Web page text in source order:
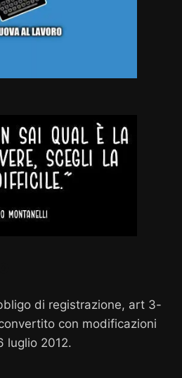
di registrazione, art 3-
con modificazioni
luglio 2012.